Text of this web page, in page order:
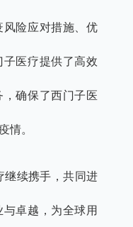
风险应对措施、优
医疗提供了高效
确保了西门子医
情。
继续携手，共同进
卓越，为全球用